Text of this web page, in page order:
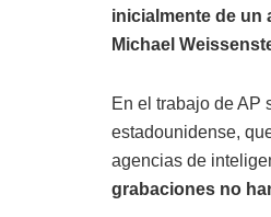
inicialmente de un
Michael
En el trabajo de AP
estadounidense,
agencias de
grabaciones no